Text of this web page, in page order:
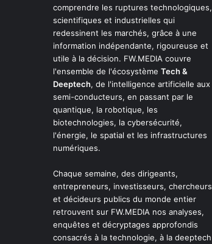
comprendre les ruptures technologiques,
scientifiques et industrielles qui
redessinent les marchés, grâce à une
information indépendante, rigoureuse et
utile à la décision. FW.MEDIA couvre
l'ensemble de l'écosystème Tech &
Deeptech, de l'intelligence artificielle aux
semi-conducteurs, en passant par le
quantique, la robotique, les
biotechnologies, la cybersécurité,
l'énergie, le spatial et les infrastructures
numériques.
Chaque semaine, des dirigeants,
entrepreneurs, investisseurs, chercheurs
et décideurs publics du monde entier
retrouvent sur FW.MEDIA nos analyses,
enquêtes et décryptages approfondis
consacrés à la technologie, à la deeptech